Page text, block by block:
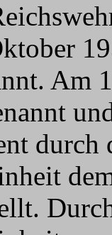
Am
durch